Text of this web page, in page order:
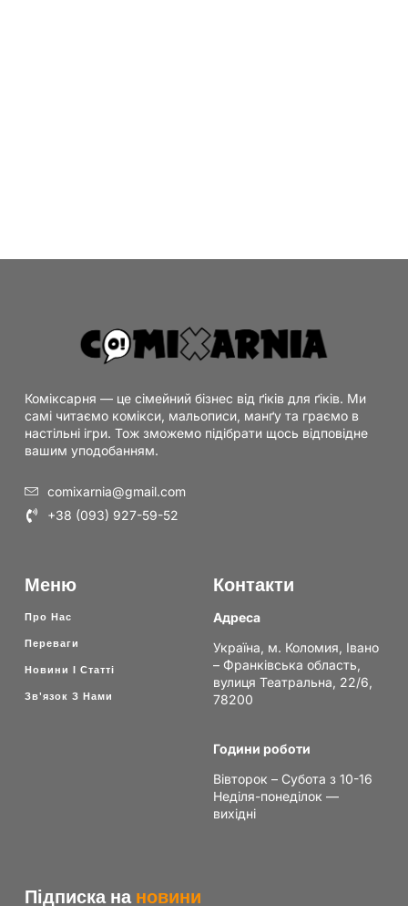
Коміксарня — це сімейний бізнес від ґіків для ґіків. Ми
самі читаємо комікси, мальописи, манґу та граємо в
настільні ігри. Тож зможемо підібрати щось відповідне
вашим уподобанням.
comixarnia@gmail.com
+38 (093) 927-59-52
Меню
Про Нас
Переваги
Новини І Статті
Зв'язок З Нами
Контакти
Адреса
Україна, м. Коломия, Івано
– Франківська область,
вулиця Театральна, 22/6,
78200
Години роботи
Вівторок – Субота з 10-16
Неділя-понеділок —
вихідні
Підписка на новини